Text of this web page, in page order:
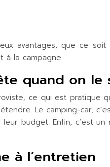
avantages, que ce soit
à la campagne.
quand on le
ce qui est pratique
Le camping-car,
budget. Enfin, c’est un
à l’entretien